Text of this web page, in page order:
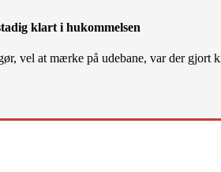
klart i hukommelsen
vel at mærke på udebane, var der gjort